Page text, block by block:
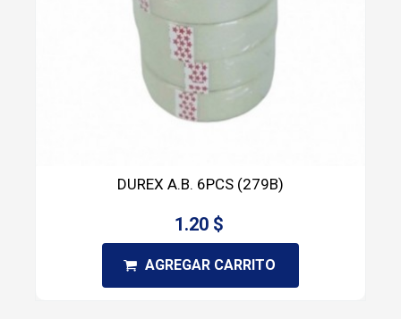
DUREX A.B. 6PCS (279B)
1.20 $
AGREGAR CARRITO